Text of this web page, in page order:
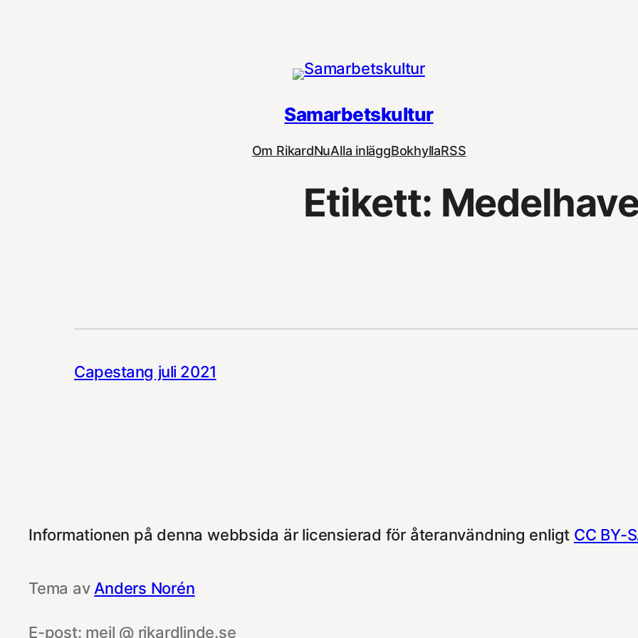
Samarbetskultur
Om RikardNuAlla inläggBokhyllaRSS
Etikett:
Capestang juli 2021
Informationen på denna webbsida är licensierad för återanvändning enligt CC BY-
Tema av Anders Norén
E-post: mejl @ rikardlinde.se